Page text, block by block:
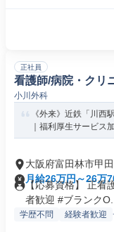
正社員
看護師/病院・クリ
小川外科
《外来》近鉄「川西
｜福利厚生サービス
大阪府富田林市甲田
月給26万円～26万
【応募資格】 正看
者歓迎 #ブランクO...
学歴不問 経験者歓迎